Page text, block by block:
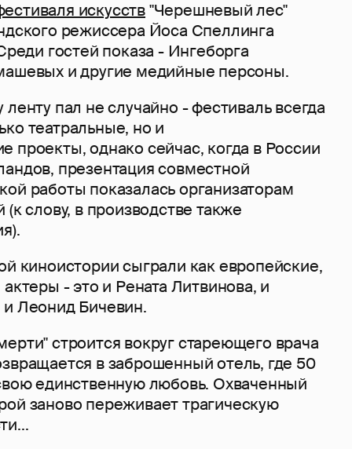
искусств"Черешневый лес"
режиссера Йоса Спеллинга
гостей показа - Ингеборга
и другие медийные персоны.
пал не случайно - фестиваль всегда
театральные, но и
проекты, однако сейчас, когда в России
презентация совместной
работы показалась организаторам
слову, в производстве также
киноистории сыграли как европейские,
- это и Рената Литвинова, и
Леонид Бичевин.
строится вокруг стареющего врача
в заброшенный отель, где 50
единственную любовь. Охваченный
заново переживает трагическую